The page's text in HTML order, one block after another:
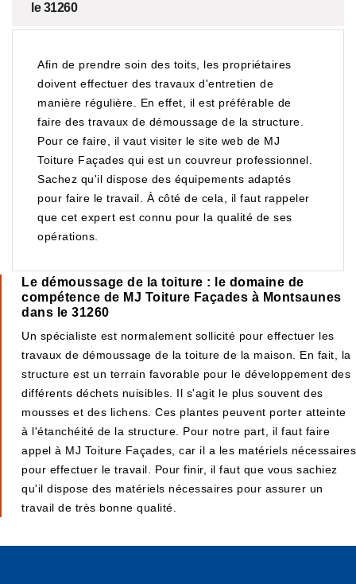
le 31260
Afin de prendre soin des toits, les propriétaires
doivent effectuer des travaux d'entretien de
manière régulière. En effet, il est préférable de
faire des travaux de démoussage de la structure.
Pour ce faire, il vaut visiter le site web de MJ
Toiture Façades qui est un couvreur professionnel.
Sachez qu'il dispose des équipements adaptés
pour faire le travail. À côté de cela, il faut rappeler
que cet expert est connu pour la qualité de ses
opérations.
Le démoussage de la toiture : le domaine de
compétence de MJ Toiture Façades à Montsaunes
dans le 31260
Un spécialiste est normalement sollicité pour effectuer les
travaux de démoussage de la toiture de la maison. En fait, la
structure est un terrain favorable pour le développement des
différents déchets nuisibles. Il s'agit le plus souvent des
mousses et des lichens. Ces plantes peuvent porter atteinte
à l'étanchéité de la structure. Pour notre part, il faut faire
appel à MJ Toiture Façades, car il a les matériels nécessaires
pour effectuer le travail. Pour finir, il faut que vous sachiez
qu'il dispose des matériels nécessaires pour assurer un
travail de très bonne qualité.